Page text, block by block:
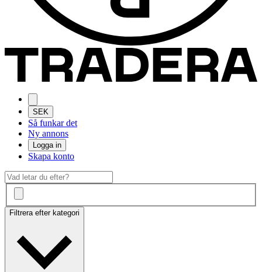
SEK
Så funkar det
Ny annons
Logga in
Skapa konto
Filtrera efter kategori